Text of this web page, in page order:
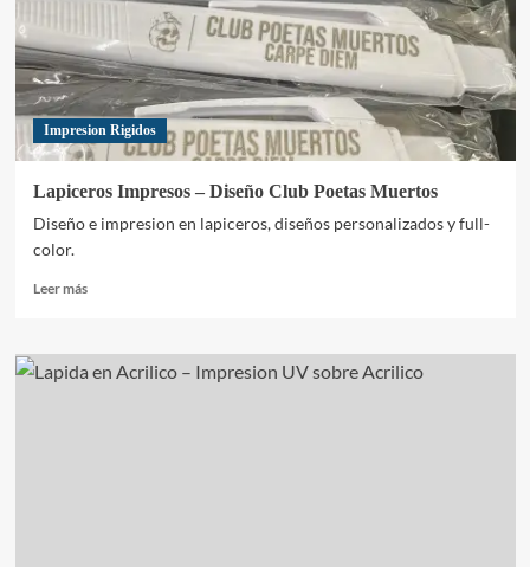
Impresion Rigidos
Lapiceros Impresos – Diseño Club Poetas Muertos
Diseño e impresion en lapiceros, diseños personalizados y full-
color.
Leer másLeer
Lapiceros
Impresos